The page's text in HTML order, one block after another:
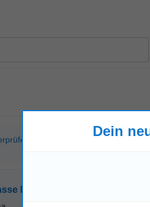
Sie bitte die Rechtschreibung,
kein Stellenangebot mehr!
Dein